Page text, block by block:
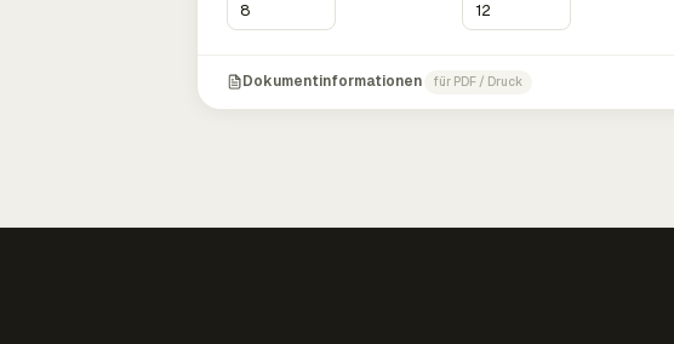
Dokumentinformationen für PDF / Druck